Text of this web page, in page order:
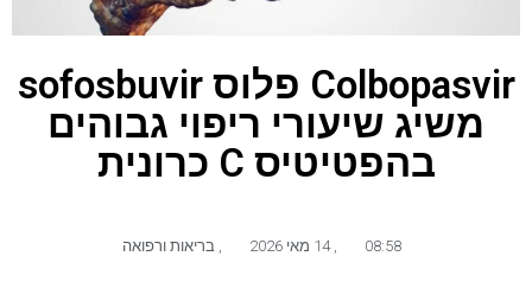
Colbopasvir פלוס sofosbuvir
משיג שיעורי ריפוי גבוהים
בהפטיטיס C כרונית
08:58 14 מאי 2026 בריאות ורפואה